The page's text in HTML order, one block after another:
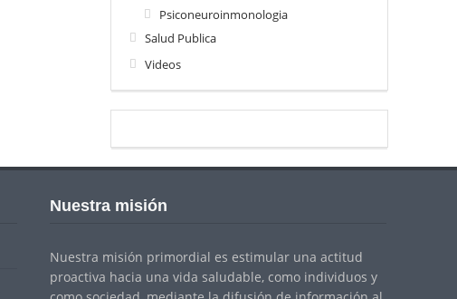
Psiconeuroinmonologia
Salud Publica
Videos
Nuestra misión
Nuestra misión primordial es estimular una actitud
proactiva hacia una vida saludable, como individuos y